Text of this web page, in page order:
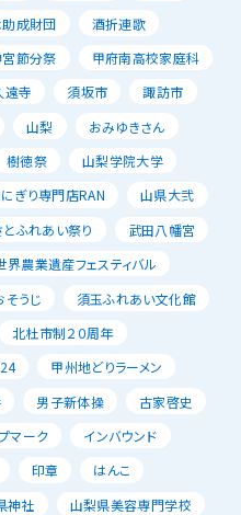
成財団
酒折連歌
節分祭
甲府南高校家庭科
遠寺 須坂市
諏訪市
山梨
おみゆきさん
樹徳祭
山梨学院大学
ぎり専門店RAN
山県大弐
ふれあい祭り
武田八幡宮
界農業遺産フェスティバル
うじ
須玉ふれあい文化館
北杜市制２０周年
甲州地どりラーメン
男子新体操
古家啓史
マーク
インバウンド
印章
はんこ
神社
山梨県美容専門学校